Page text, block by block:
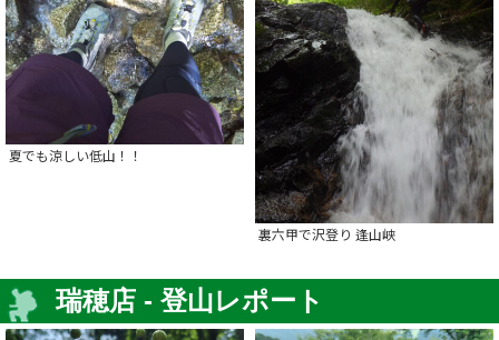
夏でも涼しい低山！！
裏六甲で沢登り 逢山峡
瑞穂店 - 登山レポート